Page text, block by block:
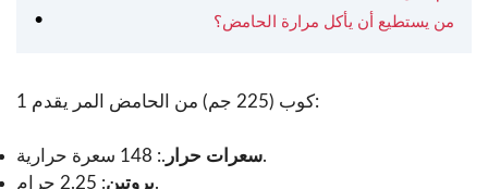
من يستطيع أن يأكل مرارة الحامض؟
1 كوب (225 جم) من الحامض المر يقدم:
سعرات حرار.: 148 سعرة حرارية.
بروتين: 2.25 جرام.